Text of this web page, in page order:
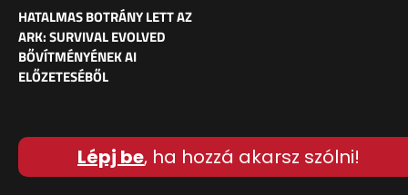
HATALMAS BOTRÁNY LETT AZ
ARK: SURVIVAL EVOLVED
BŐVÍTMÉNYÉNEK AI
ELŐZETESÉBŐL
Lépj be, ha hozzá akarsz szólni!